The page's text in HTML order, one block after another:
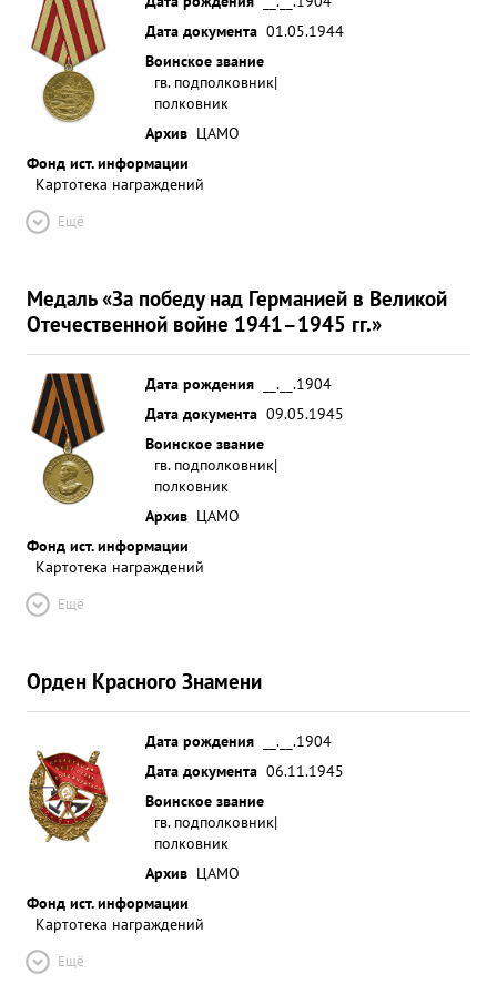
показал образцы отваги мужества и героизма. ...»
Дата документа 01.05.1944
Воинское звание
гв. подполковник|
полковник
Архив ЦАМО
Фонд ист. информации
Картотека награждений
Ещё
Медаль «За победу над Германией в Великой
Отечественной войне 1941–1945 гг.»
Дата рождения
__.__.1904
Дата документа 09.05.1945
Воинское звание
гв. подполковник|
полковник
Архив ЦАМО
Фонд ист. информации
Картотека награждений
Ещё
Орден Красного Знамени
Дата рождения
__.__.1904
Дата документа 06.11.1945
Воинское звание
гв. подполковник|
полковник
Архив ЦАМО
Фонд ист. информации
Картотека награждений
Ещё